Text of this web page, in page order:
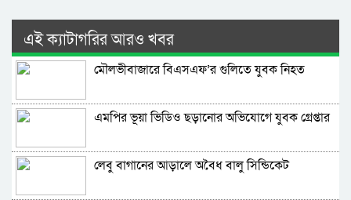
এই ক্যাটাগরির আরও খবর
মৌলভীবাজারে বিএসএফ’র গুলিতে যুবক নিহত
এমপির ভূয়া ভিডিও ছড়ানোর অভিযোগে যুবক গ্রেপ্তার
লেবু বাগানের আড়ালে অবৈধ বালু সিন্ডিকেট